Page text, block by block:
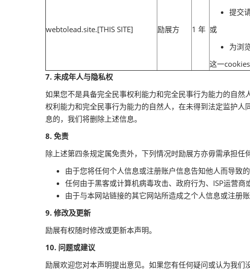
webtolead.site.[THIS SITE] 励展方 1 年
提交
或
为浏
这一
7. 未成年人与隐私权
如果您不是具备完全民事权利能力和完全民事行为能力的自
权利能力和完全民事行为能力的自然人，在未得到法定监护
息的，我们将删除上述信息。
8. 免责
除上述第四条规定属免责外，下列情况时励展方亦毋需承担任
由于您将任何个人信息或注册账户信息告知他人而导致
任何由于黑客或计算机病毒攻击、政府行为、ISP运营
由于与本网站链接的其它网站所造成之个人信息或注册
9. 修改及更新
励展有权随时修改或更新本声明。
10. 问题或建议
励展欢迎您对本声明提出意见。如果您有任何疑问或认为我们